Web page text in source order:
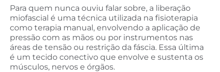
Para quem nunca ouviu falar sobre, a liberação
miofascial é uma técnica utilizada na fisioterapia
como terapia manual, envolvendo a aplicação de
pressão com as mãos ou por instrumentos nas
áreas de tensão ou restrição da fáscia. Essa última
é um tecido conectivo que envolve e sustenta os
músculos, nervos e órgãos.